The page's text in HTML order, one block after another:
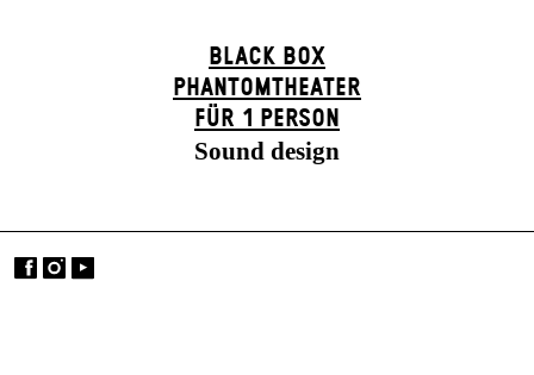
BLACK BOX
PHANTOM­THEATER
FÜR 1 PERSON
Sound design